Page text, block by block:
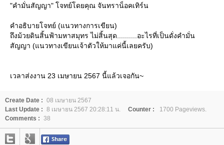
"คำมั่นสัญญา" โจทย์โดยคุณ จันทราน็อคเทิร์น
คำอธิบายโจทย์ (แนวทางการเขียน)
ถึงม้วยดินสิ้นฟ้ามหาสมุทร ไม่สิ้นสุด..........อะไรที่เป็นดั่งคำมั่น
สัญญา (แนวทางเขียนเจ้าตัวให้มาแค่นี้เลยครับ)
เวลาส่งงาน 23 เมษายน 2567 นี้แล้วเจอกัน~
Create Date : 08 เมษายน 2567
Last Update : 8 เมษายน 2567 20:28:11 น. Counter :
1700 Pageviews.
Comments : 38